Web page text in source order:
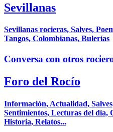
Sevillanas
Sevillanas rocieras, Salves,
Tangos, Colombianas, Bulerías
Conversa con otros
Foro del Rocío
Información, Actualidad,
Sentimientos, Lecturas del día,
Historia, Relatos...